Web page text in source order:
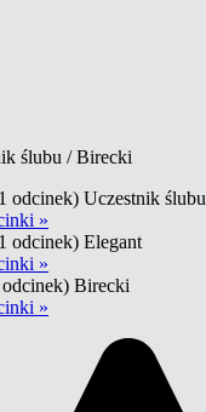
ślubu / Birecki
odcinek) Uczestnik ślubu
»
odcinek) Elegant
»
Birecki
»